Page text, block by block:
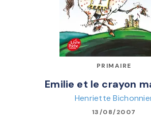
PRIMAIRE
Emilie et le crayon
Henriette
13/08/2007